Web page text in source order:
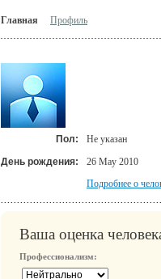
Главная Профиль
Пол:
Не указан
День рождения:
26 May 2010
Подробнее о
Ваша оценка
Профессионализм: